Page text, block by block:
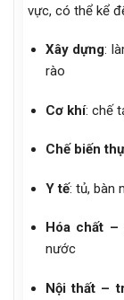
vực, có thể kể
Xây dựng:
rào
Cơ khí: chế
Chế biến
Y tế: tủ, bàn
Hóa chất
nước
Nội thất –